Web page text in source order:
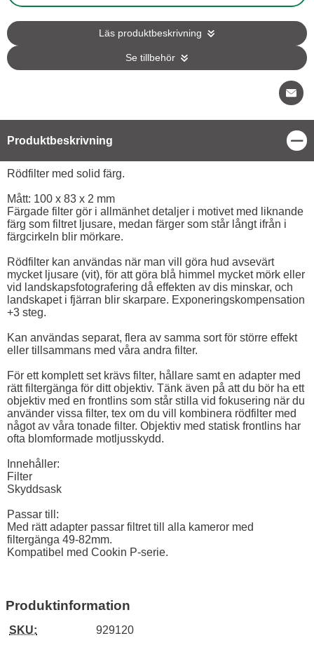
Läs produktbeskrivning
Se tillbehör
Produktbeskrivning
Produktbeskrivning
Rödfilter med solid färg.
Mått: 100 x 83 x 2 mm
Färgade filter gör i allmänhet detaljer i motivet med liknande
färg som filtret ljusare, medan färger som står långt ifrån i
färgcirkeln blir mörkare.
Rödfilter kan användas när man vill göra hud avsevärt
mycket ljusare (vit), för att göra blå himmel mycket mörk eller
vid landskapsfotografering då effekten av dis minskar, och
landskapet i fjärran blir skarpare. Exponeringskompensation
+3 steg.
Kan användas separat, flera av samma sort för större effekt
eller tillsammans med våra andra filter.
För ett komplett set krävs filter, hållare samt en adapter med
rätt filtergänga för ditt objektiv. Tänk även på att du bör ha ett
objektiv med en frontlins som står stilla vid fokusering när du
använder vissa filter, tex om du vill kombinera rödfilter med
något av våra tonade filter. Objektiv med statisk frontlins har
ofta blomformade motljusskydd.
Innehåller:
Filter
Skyddsask
Passar till:
Med rätt adapter passar filtret till alla kameror med
filtergänga 49-82mm.
Kompatibel med Cookin P-serie.
Produktinformation
SKU: 929120